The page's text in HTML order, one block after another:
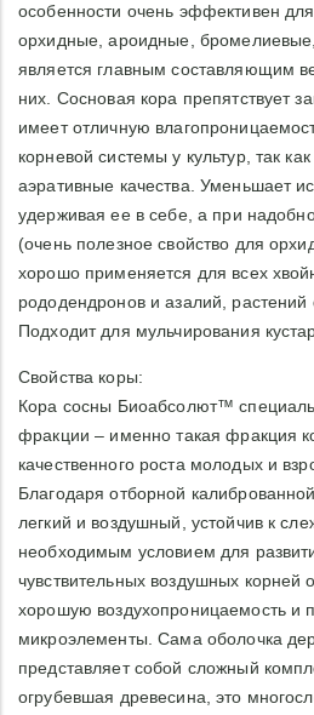
особенности очень эффективен
орхидные, ароидные,
является главным составляющим
них. Сосновая кора препятствует
имеет отличную
корневой системы у культур, так
аэративные качества. Уменьшает
удерживая ее в себе, а при
(очень полезное свойство для
хорошо применяется для всех
рододендронов и азалий, растений
Подходит для мульчирования
Свойства коры:
Кора сосны Биоабсолют™
фракции – именно такая фракция
качественного роста молодых и
Благодаря отборной
легкий и воздушный, устойчив к
необходимым условием для
чувствительных воздушных корней
хорошую воздухопроницаемость и
микроэлементы. Сама оболочка
представляет собой сложный
огрубевшая древесина, это